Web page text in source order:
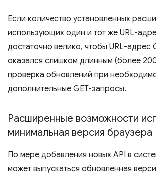
Если количество установленных
использующих один и тот же URL-
достаточно велико, чтобы URL-адрес
оказался слишком длинным (более
проверка обновлений при
дополнительные GET-запросы.
Расширенные возможности
минимальная версия браузера
По мере добавления новых API в
может выпускаться обновленная